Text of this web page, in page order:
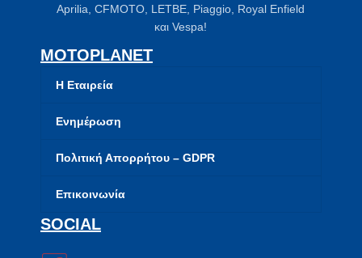
Aprilia, CFMOTO, LETBE, Piaggio, Royal Enfield
και Vespa!
MOTOPLANET
Η Εταιρεία
Ενημέρωση
Πολιτική Απορρήτου – GDPR
Επικοινωνία
SOCIAL